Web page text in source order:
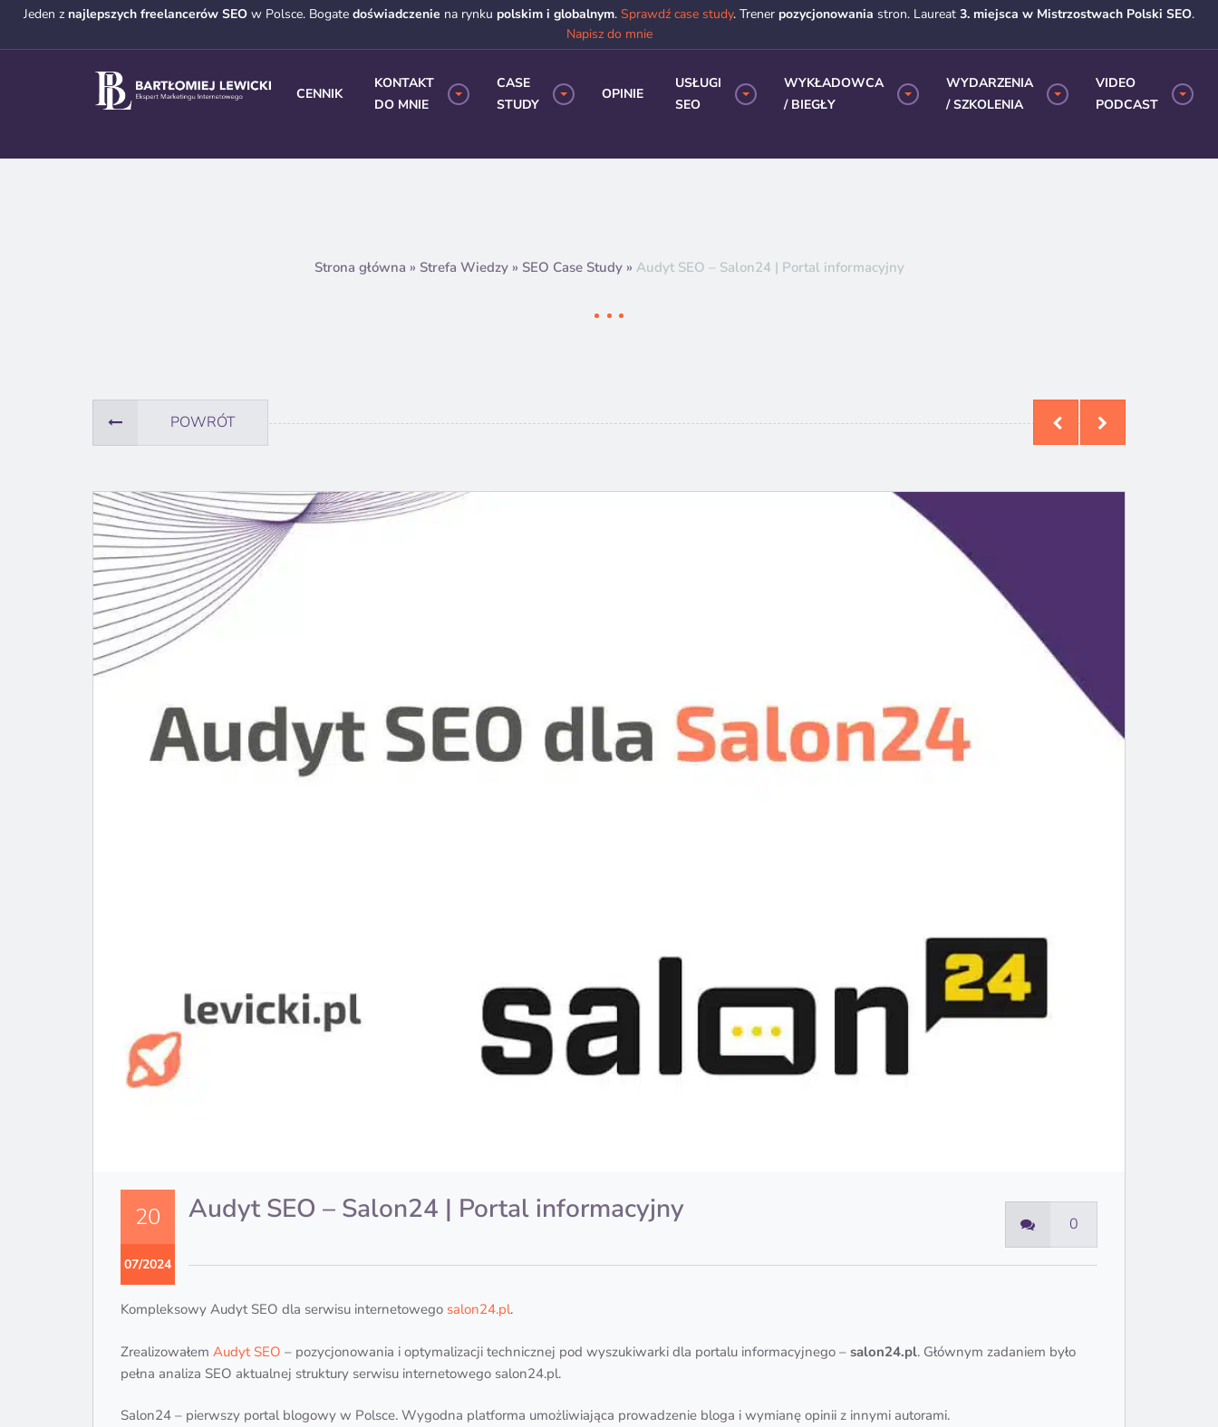
Jeden z najlepszych freelancerów SEO w Polsce. Bogate doświadczenie na rynku polskim i globalnym. Sprawdź case study. Trener pozycjonowania stron. Laureat 3. miejsca w Mistrzostwach Polski SEO.
Napisz do mnie
CENNIK
KONTAKT
DO MNIE
CASE
STUDY
OPINIE
USŁUGI
SEO
WYKŁADOWCA
/ BIEGŁY
WYDARZENIA
/ SZKOLENIA
VIDEO
PODCAST
Strona główna » Strefa Wiedzy» SEO Case Study» Audyt SEO – Salon24 | Portal informacyjny
POWRÓT
20
07/2024
Audyt SEO – Salon24 | Portal informacyjny 0
Kompleksowy Audyt SEO dla serwisu internetowego salon24.pl.
Zrealizowałem Audyt SEO – pozycjonowania i optymalizacji technicznej pod wyszukiwarki dla portalu informacyjnego – salon24.pl. Głównym zadaniem było
pełna analiza SEO aktualnej struktury serwisu internetowego salon24.pl.
Salon24 – pierwszy portal blogowy w Polsce. Wygodna platforma umożliwiająca prowadzenie bloga i wymianę opinii z innymi autorami.